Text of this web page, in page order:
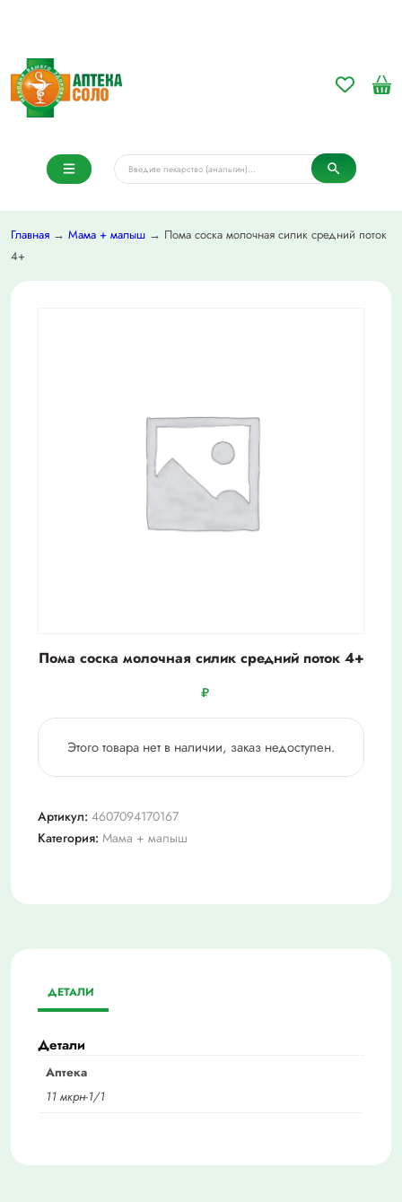
Главная → Мама + малыш → Пома соска молочная силик средний поток
4+
Пома соска молочная силик средний поток 4+
₽
Этого товара нет в наличии, заказ недоступен.
Артикул: 4607094170167
Категория: Мама + малыш
ДЕТАЛИ
Детали
Аптека
11 мкрн-1/1